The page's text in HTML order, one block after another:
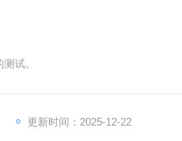
试。
更新时间：2025-12-22